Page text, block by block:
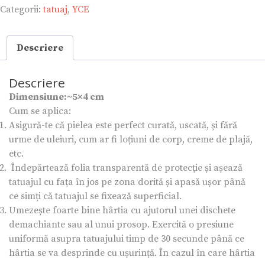
Categorii:tatuaj, YCE
Descriere
Descriere
Dimensiune:~5×4 cm
Cum se aplica:
Asigură-te că pielea este perfect curată, uscată, și fără
urme de uleiuri, cum ar fi loțiuni de corp, creme de plajă,
etc.
Îndepărtează folia transparentă de protecție și așează
tatuajul cu fața în jos pe zona dorită și apasă ușor până
ce simți că tatuajul se fixează superficial.
Umezește foarte bine hârtia cu ajutorul unei dischete
demachiante sau al unui prosop. Exercită o presiune
uniformă asupra tatuajului timp de 30 secunde până ce
hârtia se va desprinde cu ușurință. În cazul în care hârtia